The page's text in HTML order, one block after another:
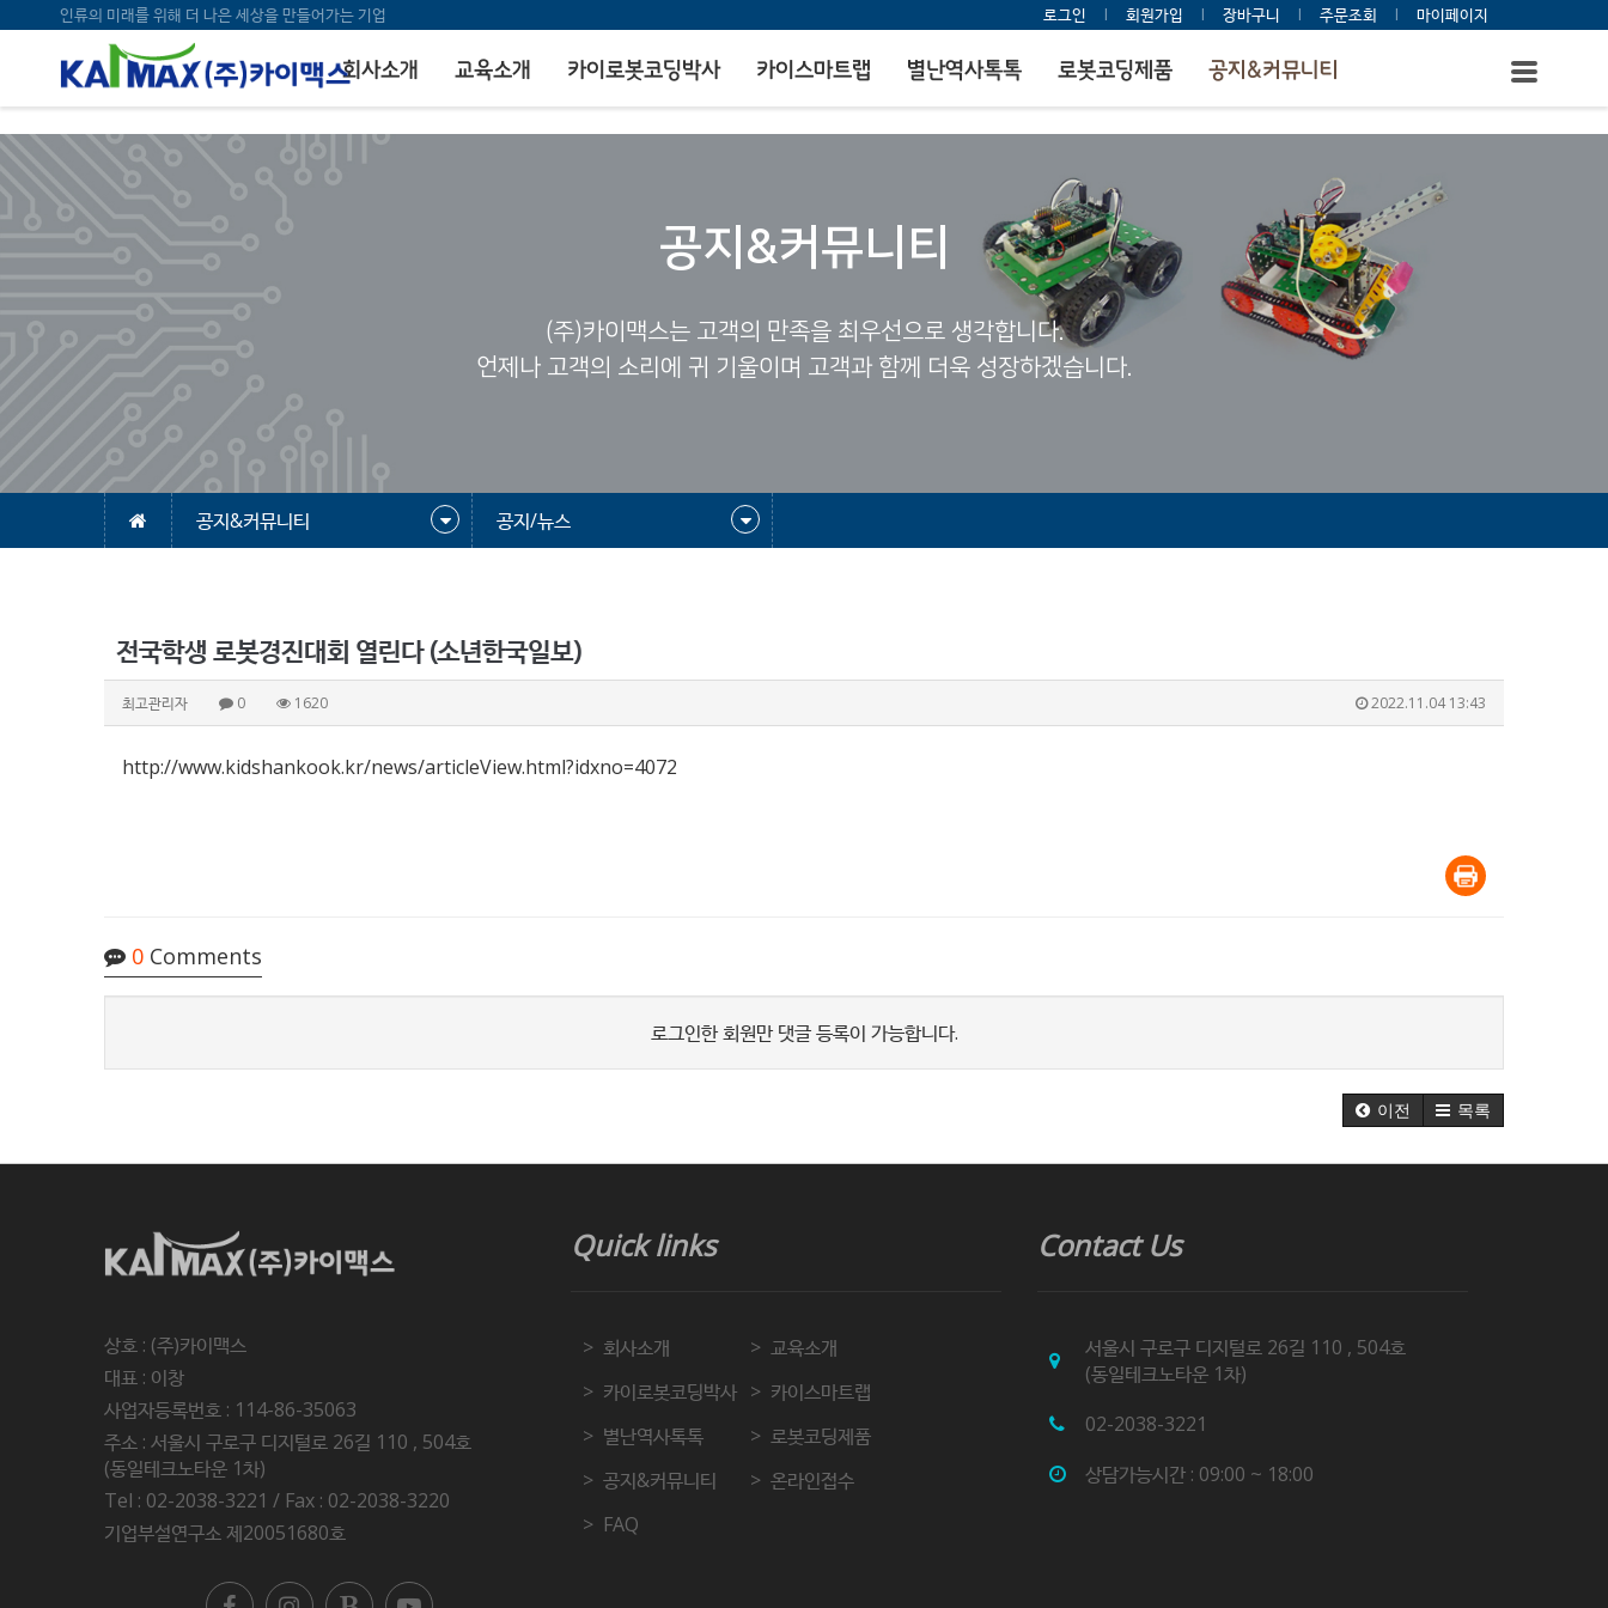
bool(false)인류의 미래를 위해 더 나은 세상을 만들어가는 기업 로그인 l 회원가입 l 장바구니 l 주문조회 l 마이페이지
회사소개 교육소개 카이로봇코딩박사 카이스마트랩 별난역사톡톡 로봇코딩제품 공지&커뮤니티
공지&커뮤니티
(주)카이맥스는 고객의 만족을 최우선으로 생각합니다.
언제나 고객의 소리에 귀 기울이며 고객과 함께 더욱 성장하겠습니다.
공지&커뮤니티 공지/뉴스
전국학생 로봇경진대회 열린다 (소년한국일보)
최고관리자 0 1620 2022.11.04 13:43
http://www.kidshankook.kr/news/articleView.html?idxno=4072
0 Comments
로그인한 회원만 댓글 등록이 가능합니다.
이전 목록
상호 : (주)카이맥스
대표 : 이창
사업자등록번호 : 114-86-35063
주소 : 서울시 구로구 디지털로 26길 110 , 504호
(동일테크노타운 1차)
Tel : 02-2038-3221 / Fax : 02-2038-3220
기업부설연구소 제20051680호
Quick links
회사소개
교육소개
카이로봇코딩박사
카이스마트랩
별난역사톡톡
로봇코딩제품
공지&커뮤니티
온라인접수
FAQ
Contact Us
서울시 구로구 디지털로 26길 110 , 504호
(동일테크노타운 1차)
02-2038-3221
상담가능시간 : 09:00 ~ 18:00